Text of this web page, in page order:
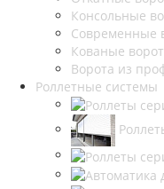
Консольные
Современные
Кованые
Ворота из
Роллетные системы